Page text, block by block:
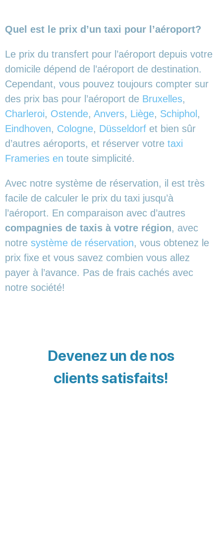
Quel est le prix d’un taxi pour l’aéroport?
Le prix du transfert pour l’aéroport depuis votre
domicile dépend de l’aéroport de destination.
Cependant, vous pouvez toujours compter sur
des prix bas pour l’aéroport de Bruxelles,
Charleroi, Ostende, Anvers, Liège, Schiphol ,
Eindhoven, Cologne, Düsseldorf et bien sûr
d’autres aéroports, et réserver votre taxi
Frameries en toute simplicité.
Avec notre système de réservation, il est très
facile de calculer le prix du taxi jusqu’à
l’aéroport. En comparaison avec d’autres
compagnies de taxis à votre région, avec
notre système de réservation, vous obtenez le
prix fixe et vous savez combien vous allez
payer à l’avance. Pas de frais cachés avec
notre société!
Devenez un de nos
clients satisfaits!